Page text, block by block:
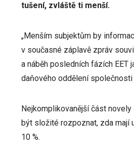
tušení, zvláště ti menší.
„Menším subjektům by
v současné záplavě zpráv
a náběh posledních fázích EET
daňového oddělení společnosti
Nejkomplikovanější část
být složité rozpoznat, zda mají
10 %.